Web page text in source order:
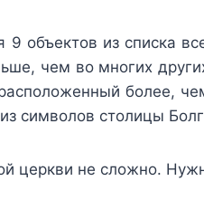
9 объектов из списка
чем во многих
более,
символов столицы
церкви не сложно.